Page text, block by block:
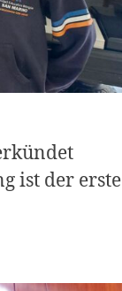
ist der erste